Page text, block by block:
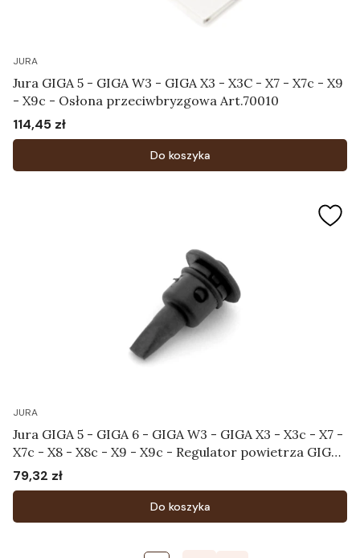
JURA
Jura GIGA 5 - GIGA W3 - GIGA X3 - X3C - X7 - X7c - X9
- X9c - Osłona przeciwbryzgowa Art.70010
Cena
114,45 zł
Do koszyka
JURA
Jura GIGA 5 - GIGA 6 - GIGA W3 - GIGA X3 - X3c - X7 -
X7c - X8 - X8c - X9 - X9c - Regulator powietrza GIGA
Art.70008
Cena
79,32 zł
Do koszyka